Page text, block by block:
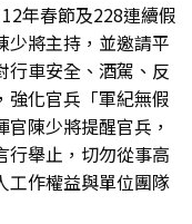
年春節及228連續假
少將主持，並邀請平
行車安全、酒駕、反
強化官兵「軍紀無假
陳少將提醒官兵，
行舉止，切勿從事高
工作權益與單位團隊